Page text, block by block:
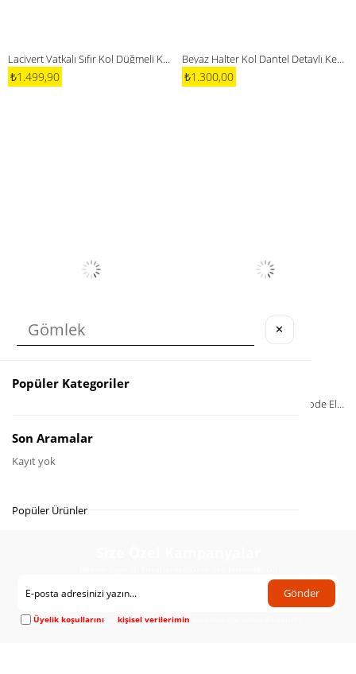
Lacivert Vatkalı Sıfır Kol Düğmeli Kot Elbise
₺1.499,90
Beyaz Halter Kol Dantel Detaylı Kemerli Elbise
₺1.300,00
Ekru Balon Kollu Kemerli Brode Elbise
Gönder
Üyelik koşullarını vekişisel verilerimin
✕
Popüler Kategoriler
Son Aramalar
Kayıt yok
Popüler Ürünler